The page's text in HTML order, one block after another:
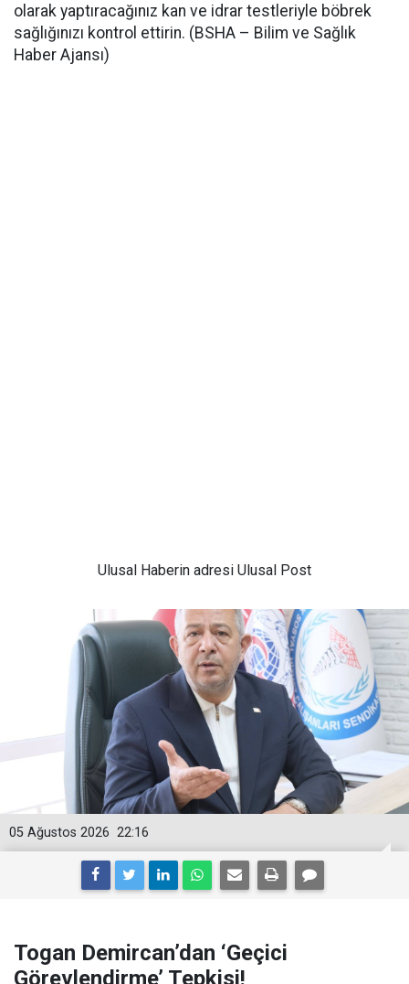
olarak yaptıracağınız kan ve idrar testleriyle böbrek
sağlığınızı kontrol ettirin. (BSHA – Bilim ve Sağlık
Haber Ajansı)
Ulusal Haberin adresi Ulusal Post
22:16
05 Ağustos 2026
Togan Demircan’dan ‘Geçici
Görevlendirme’ Tepkisi!